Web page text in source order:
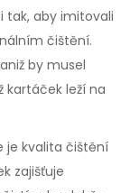
tak, aby imitovali
čištění.
by musel
kartáček leží na
je kvalita čištění
zajišťuje